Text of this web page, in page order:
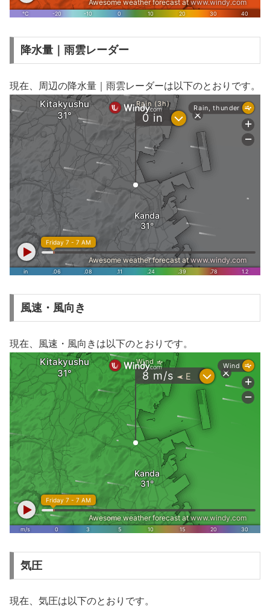
降水量｜雨雲レーダー
現在、周辺の降水量｜雨雲レーダーは以下のとおりです。
風速・風向き
現在、風速・風向きは以下のとおりです。
気圧
現在、気圧は以下のとおりです。